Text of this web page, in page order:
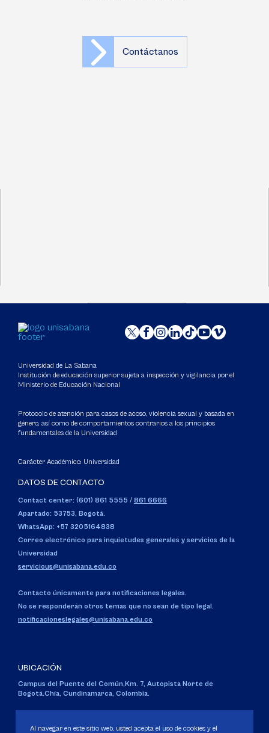
Contáctanos
Universidad de La Sabana
Institución de educación superior sujeta a inspección y vigilancia por el
Ministerio de Educación Nacional
Protocolo de atención para casos de acoso, violencia sexual y basada en
género, así como de comportamientos contrarios a los principios
fundamentales de la Universidad
Carácter Académico: Universidad
DATOS DE CONTACTO
Contact center: (601) 861 5555 / 861 6666
Apartado: 53753, Bogotá.
WhatsApp: +57 3205164838
Correo electrónico para inquietudes generales y servicios de la
Universidad
servicious@unisabana.edu.co
Contacto únicamente para notificaciones legales.
No se responderán otros temas que no sean de tipo legal.
notificacioneslegales@unisabana.edu.co
UBICACIÓN
Campus del Puente del Común,Km. 7, Autopista Norte de
Bogotá.Chía, Cundinamarca, Colombia.
Personería Jurídica:Resolución 130 del 14 de enero de 1980.
Al navegar en este sitio web, usted acepta el uso de cookies y el